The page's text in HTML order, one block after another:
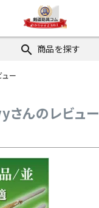
search 商品を探す
ー
さんのレビュー